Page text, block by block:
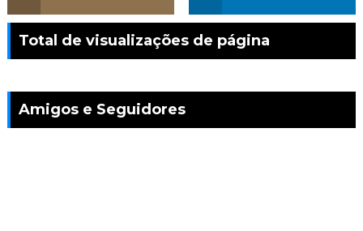
Total de visualizações de página
Amigos e Seguidores